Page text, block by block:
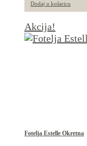
Dodaj u košaricu
Akcija!
Fotelja Estelle Okretna